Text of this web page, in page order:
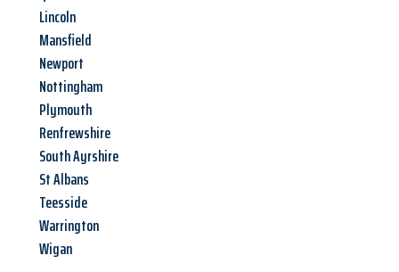
Lincoln
Mansfield
Newport
Nottingham
Plymouth
Renfrewshire
South Ayrshire
St Albans
Teesside
Warrington
Wigan